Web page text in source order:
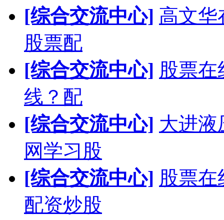
[综合交流中心] 高文华
股票配
[综合交流中心] 股票在
线？配
[综合交流中心] 大进液
网学习股
[综合交流中心] 股票
配资炒股